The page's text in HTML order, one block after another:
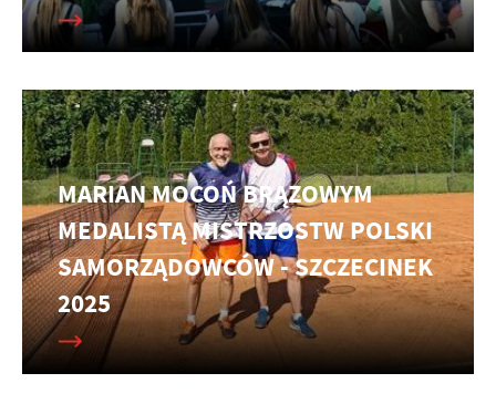
MARIAN MOCOŃ BRĄZOWYM
MEDALISTĄ MISTRZOSTW POLSKI
SAMORZĄDOWCÓW - SZCZECINEK
2025